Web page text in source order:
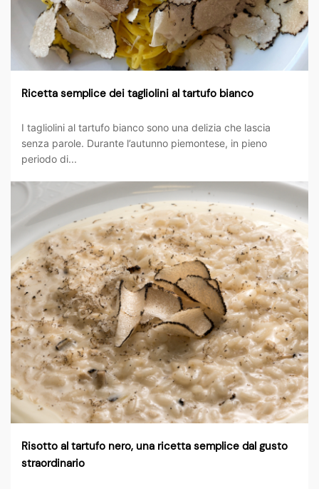
Ricetta semplice dei tagliolini al tartufo bianco
I tagliolini al tartufo bianco sono una delizia che lascia
senza parole. Durante l’autunno piemontese, in pieno
periodo di...
Risotto al tartufo nero, una ricetta semplice dal gusto
straordinario